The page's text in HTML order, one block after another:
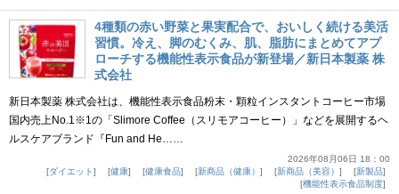
4種類の赤い野菜と果実配合で、おいしく続ける美活
習慣。冷え、脚のむくみ、肌、脂肪にまとめてアプ
ローチする機能性表示食品が新登場／新日本製薬 株
式会社
新日本製薬 株式会社は、機能性表示食品粉末・顆粒インスタントコーヒー市場
国内売上No.1※1の「Slimore Coffee（スリモアコーヒー）」などを展開するヘ
ルスケアブランド『Fun and He……
2026年08月06日 18：00
ダイエット
健康 健康食品 新商品（健康） 新商品（美容）
新製品
機能性表示食品制度